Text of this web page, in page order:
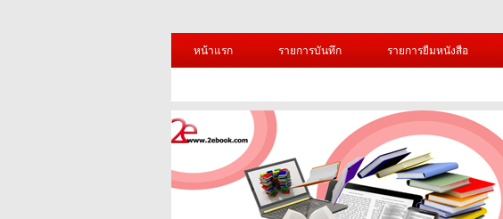
หน้าแรก
รายการบันทึก รายการยืมหนังสือ